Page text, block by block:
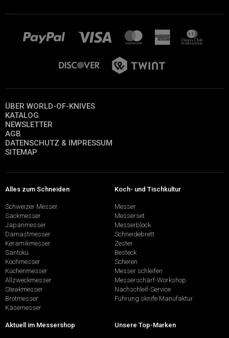
ÜBER WORLD-OF-KNIVES
KATALOG
NEWSLETTER
AGB
DATENSCHUTZ & IMPRESSUM
SITEMAP
Alles zum Schneiden
Schweizer Messer
Sackmesser
Japanmesser
Damastmesser
Keramikmesser
Santoku
Kochmesser
Küchenmesser
Allzweckmesser
Steakmesser
Brotmesser
Käsemesser
Koch- und Tischkultur
Messer
Messerset
Messerblock
Schneidebrett
Zester
Besteck
Scheren
Messer schleifen
Messerschärf-Workshop
Nachschleif-Service
Führung sknife Manufaktur
Aktuell im Messershop Unsere Top-Marken